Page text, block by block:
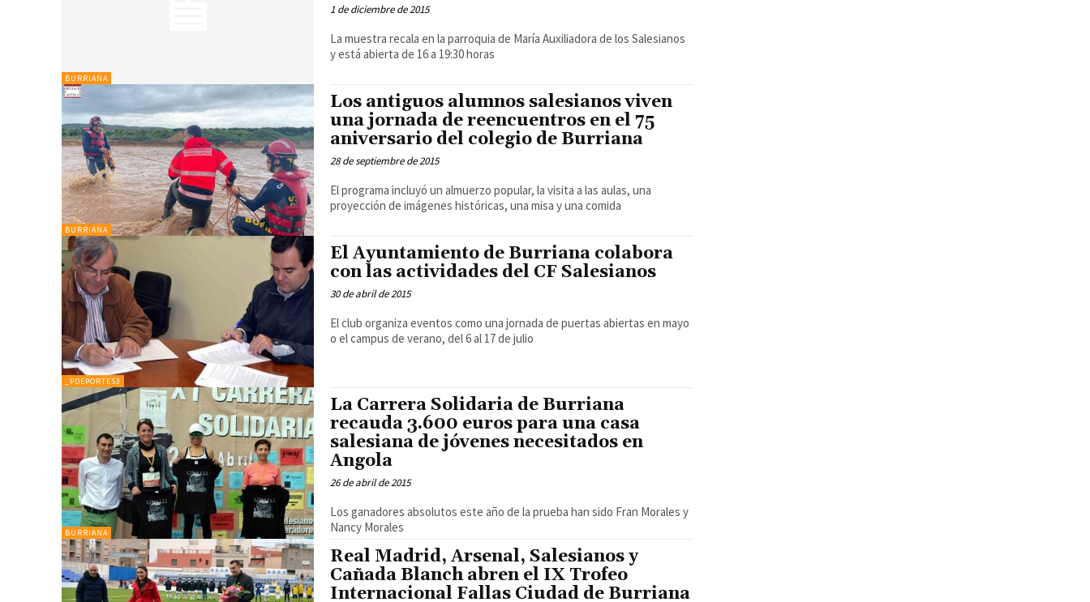
BURRIANA
1 de diciembre de 2015
La muestra recala en la parroquia de María Auxiliadora de los Salesianos
y está abierta de 16 a 19:30 horas
BURRIANA
Los antiguos alumnos salesianos viven
una jornada de reencuentros en el 75
aniversario del colegio de Burriana
28 de septiembre de 2015
El programa incluyó un almuerzo popular, la visita a las aulas, una
proyección de imágenes históricas, una misa y una comida
_PDEPORTES3
El Ayuntamiento de Burriana colabora
con las actividades del CF Salesianos
30 de abril de 2015
El club organiza eventos como una jornada de puertas abiertas en mayo
o el campus de verano, del 6 al 17 de julio
BURRIANA
La Carrera Solidaria de Burriana
recauda 3.600 euros para una casa
salesiana de jóvenes necesitados en
Angola
26 de abril de 2015
Los ganadores absolutos este año de la prueba han sido Fran Morales y
Nancy Morales
Real Madrid, Arsenal, Salesianos y
Cañada Blanch abren el IX Trofeo
Internacional Fallas Ciudad de Burriana